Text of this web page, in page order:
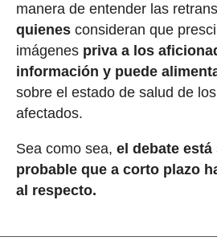
manera de entender las
quienesconsideran que
imágenespriva a los
información y puede
sobre el estado de salud de
afectados.
Sea como sea, el debate
probable que a corto plazo
al respecto.